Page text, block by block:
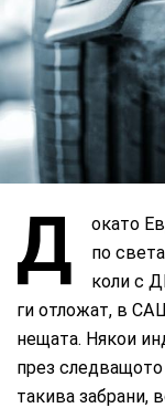
Д
окато
по
коли с
ги отложат, в
нещата. Някои
през
такива забрани,